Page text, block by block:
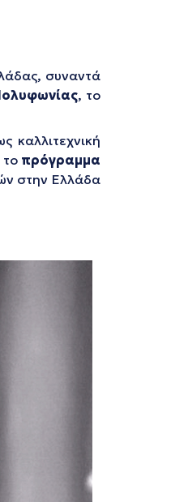
συναντά
, το
καλλιτεχνική
πρόγραμμα
στην Ελλάδα